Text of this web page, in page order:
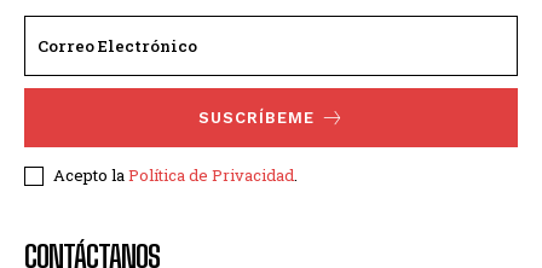
SUSCRÍBEME
Acepto laPolítica de Privacidad.
CONTÁCTANOS